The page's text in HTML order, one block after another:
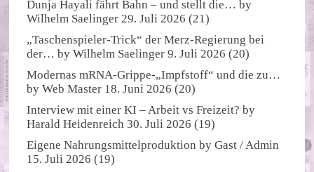
Dunja Hayali fährt Bahn – und stellt die… by
Wilhelm Saelinger 29. Juli 2026 (21)
„Taschenspieler-Trick“ der Merz-Regierung bei
der… byWilhelm Saelinger 9. Juli 2026 (20)
Modernas mRNA-Grippe-„Impfstoff“ und die zu…
byWeb Master 18. Juni 2026 (20)
Interview mit einer KI – Arbeit vs Freizeit? by
Harald Heidenreich 30. Juli 2026 (19)
Eigene Nahrungsmittelproduktion byGast / Admin
15. Juli 2026 (19)